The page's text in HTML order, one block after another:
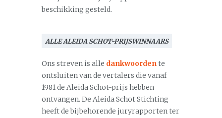
beschikking gesteld.
ALLE ALEIDA SCHOT-PRIJSWINNAARS
Ons streven is alle dankwoordente
ontsluiten van de vertalers die vanaf
1981 de Aleida Schot-prijs hebben
ontvangen. De Aleida Schot Stichting
heeft de bijbehorende juryrapporten ter